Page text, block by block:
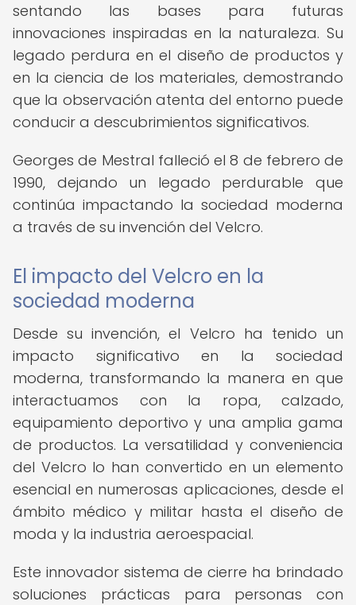
sentando las bases para futuras
innovaciones inspiradas en la naturaleza. Su
legado perdura en el diseño de productos y
en la ciencia de los materiales, demostrando
que la observación atenta del entorno puede
conducir a descubrimientos significativos.
Georges de Mestral falleció el 8 de febrero de
1990, dejando un legado perdurable que
continúa impactando la sociedad moderna
a través de su invención del Velcro.
El impacto del Velcro en la
sociedad moderna
Desde su invención, el Velcro ha tenido un
impacto significativo en la sociedad
moderna, transformando la manera en que
interactuamos con la ropa, calzado,
equipamiento deportivo y una amplia gama
de productos. La versatilidad y conveniencia
del Velcro lo han convertido en un elemento
esencial en numerosas aplicaciones, desde el
ámbito médico y militar hasta el diseño de
moda y la industria aeroespacial.
Este innovador sistema de cierre ha brindado
soluciones prácticas para personas con